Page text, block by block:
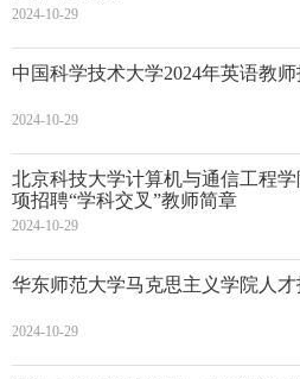
2024-10-29
中国科学技术大学2024年英语教
2024-10-29
北京科技大学计算机与通信工程学
项招聘“学科交叉”教师简章
2024-10-29
华东师范大学马克思主义学院人
2024-10-29